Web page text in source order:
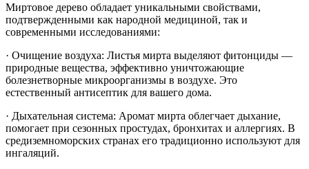
Миртовое дерево обладает уникальными свойствами,
подтвержденными как народной медициной, так и
современными исследованиями:
· Очищение воздуха: Листья мирта выделяют фитонциды —
природные вещества, эффективно уничтожающие
болезнетворные микроорганизмы в воздухе. Это
естественный антисептик для вашего дома.
· Дыхательная система: Аромат мирта облегчает дыхание,
помогает при сезонных простудах, бронхитах и аллергиях. В
средиземноморских странах его традиционно используют для
ингаляций.